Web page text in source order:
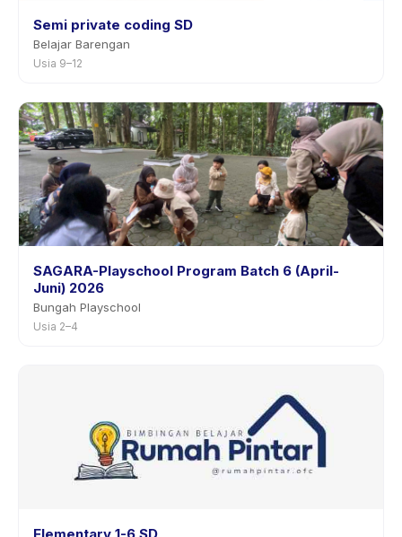
Semi private coding SD
Belajar Barengan
Usia 9–12
SAGARA-Playschool Program Batch 6 (April-
Juni) 2026
Bungah Playschool
Usia 2–4